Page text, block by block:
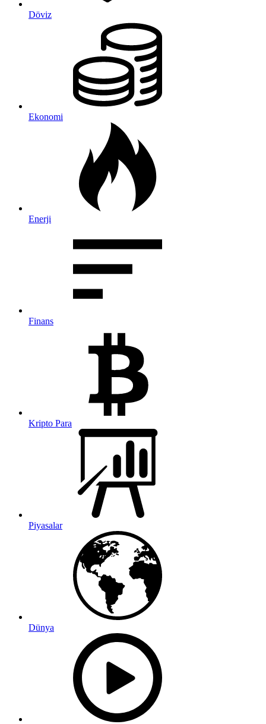
Döviz
Ekonomi
Enerji
Finans
Kripto Para
Piyasalar
Dünya